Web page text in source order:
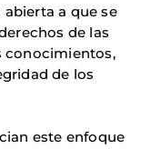
a que se
de las
conocimientos,
de los
este enfoque